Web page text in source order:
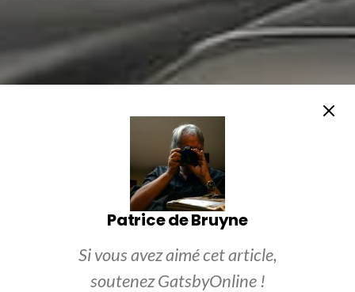
Patrice de Bruyne
Si vous avez aimé cet article,
soutenez GatsbyOnline !